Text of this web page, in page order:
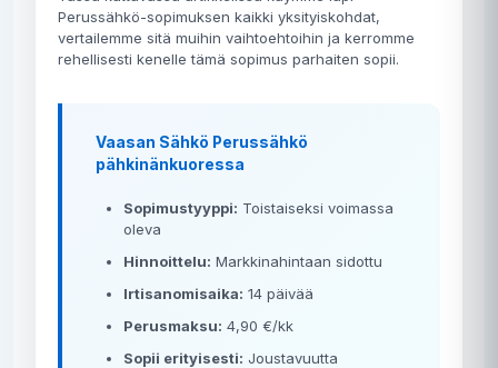
Perussähkö-sopimuksen kaikki yksityiskohdat,
vertailemme sitä muihin vaihtoehtoihin ja kerromme
rehellisesti kenelle tämä sopimus parhaiten sopii.
Vaasan Sähkö Perussähkö
pähkinänkuoressa
Sopimustyyppi: Toistaiseksi voimassa
oleva
Hinnoittelu: Markkinahintaan sidottu
Irtisanomisaika: 14 päivää
Perusmaksu: 4,90 €/kk
Sopii erityisesti: Joustavuutta